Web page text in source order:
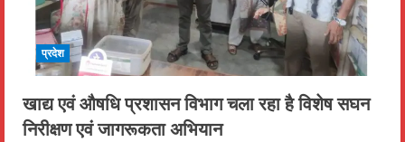
प्रदेश
खाद्य एवं औषधि प्रशासन विभाग चला रहा है विशेष सघन
निरीक्षण एवं जागरूकता अभियान